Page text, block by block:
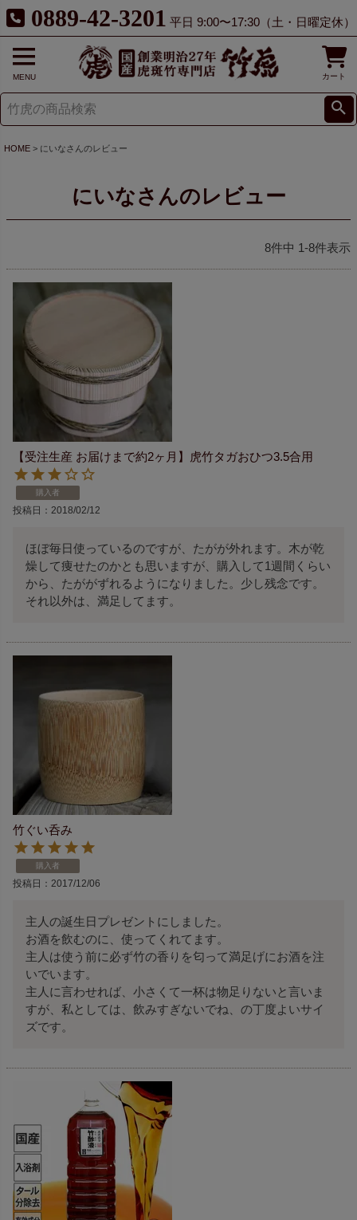
0889-42-3201 平日 9:00〜17:30（土・日曜定休）
MENU カート
HOME にいなさんのレビュー
にいなさんのレビュー
8件中 1-8件表示
【受注生産 お届けまで約2ヶ月】虎竹タガおひつ3.5合用
購入者
投稿日 2018/02/12
ほぼ毎日使っているのですが、たがが外れます。木が乾
燥して痩せたのかとも思いますが、購入して1週間くらい
から、たががずれるようになりました。少し残念です。
それ以外は、満足してます。
竹ぐい呑み
購入者
投稿日 2017/12/06
主人の誕生日プレゼントにしました。
お酒を飲むのに、使ってくれてます。
主人は使う前に必ず竹の香りを匂って満足げにお酒を注
いでいます。
主人に言わせれば、小さくて一杯は物足りないと言いま
すが、私としては、飲みすぎないでね、の丁度よいサイ
ズです。